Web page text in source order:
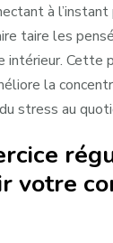
à
taire les
intérieur. Cette
la
stress au
votre